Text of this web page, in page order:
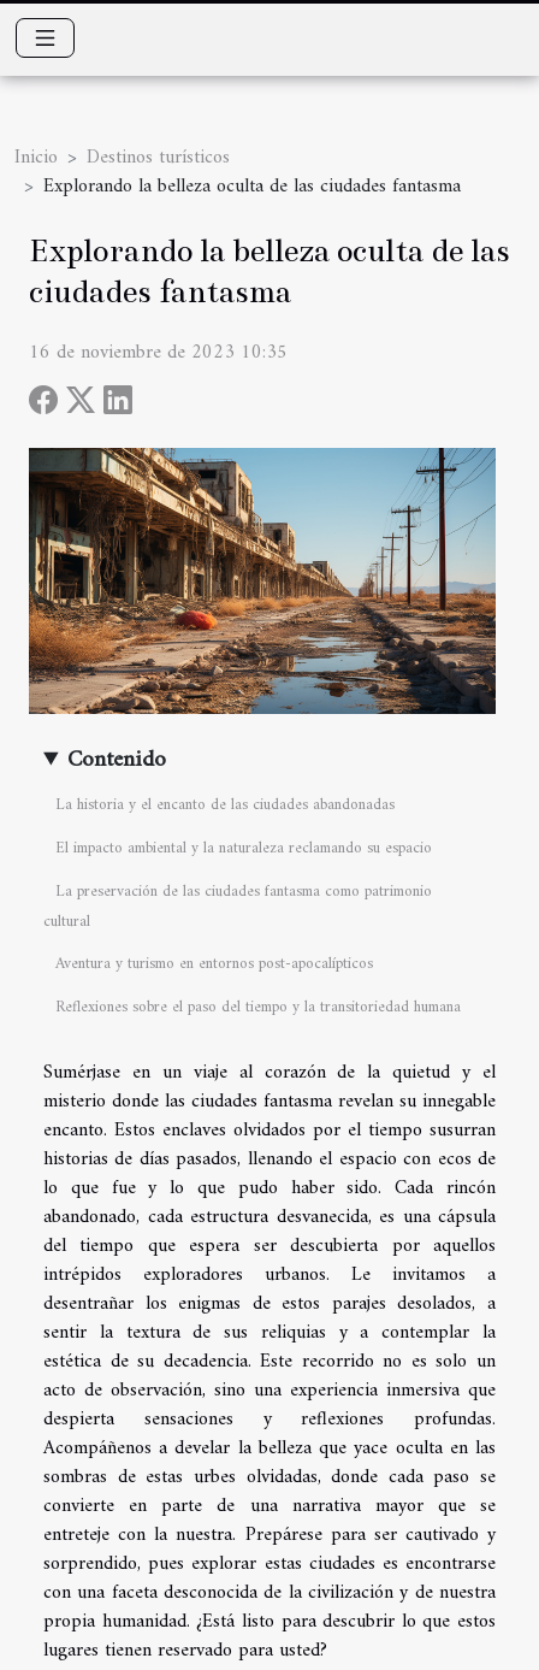
Inicio
Destinos turísticos
Explorando la belleza oculta de las ciudades fantasma
Explorando la belleza oculta de las
ciudades fantasma
16 de noviembre de 2023 10:35
Contenido
La historia y el encanto de las ciudades abandonadas
El impacto ambiental y la naturaleza reclamando su espacio
La preservación de las ciudades fantasma como patrimonio
cultural
Aventura y turismo en entornos post-apocalípticos
Reflexiones sobre el paso del tiempo y la transitoriedad humana
Sumérjase en un viaje al corazón de la quietud y el
misterio donde las ciudades fantasma revelan su innegable
encanto. Estos enclaves olvidados por el tiempo susurran
historias de días pasados, llenando el espacio con ecos de
lo que fue y lo que pudo haber sido. Cada rincón
abandonado, cada estructura desvanecida, es una cápsula
del tiempo que espera ser descubierta por aquellos
intrépidos exploradores urbanos. Le invitamos a
desentrañar los enigmas de estos parajes desolados, a
sentir la textura de sus reliquias y a contemplar la
estética de su decadencia. Este recorrido no es solo un
acto de observación, sino una experiencia inmersiva que
despierta sensaciones y reflexiones profundas.
Acompáñenos a develar la belleza que yace oculta en las
sombras de estas urbes olvidadas, donde cada paso se
convierte en parte de una narrativa mayor que se
entreteje con la nuestra. Prepárese para ser cautivado y
sorprendido, pues explorar estas ciudades es encontrarse
con una faceta desconocida de la civilización y de nuestra
propia humanidad. ¿Está listo para descubrir lo que estos
lugares tienen reservado para usted?